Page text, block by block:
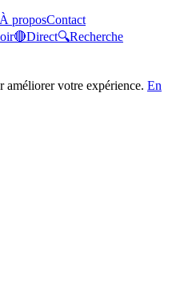
À proposContact
🔴Direct🔍Recherche
votre expérience. En